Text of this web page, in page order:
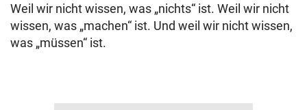
Weil wir nicht wissen, was „nichts“ ist. Weil wir nicht
wissen, was „machen“ ist. Und weil wir nicht wissen,
was „müssen“ ist.